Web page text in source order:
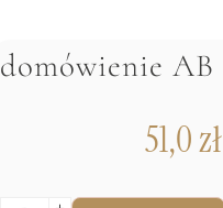
domówienie AB
51,0zł